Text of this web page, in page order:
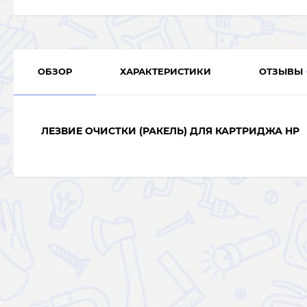
ОБЗОР ХАРАКТЕРИСТИКИ ОТЗЫВЫ
ЛЕЗВИЕ ОЧИСТКИ (РАКЕЛЬ) ДЛЯ КАРТРИДЖА HP